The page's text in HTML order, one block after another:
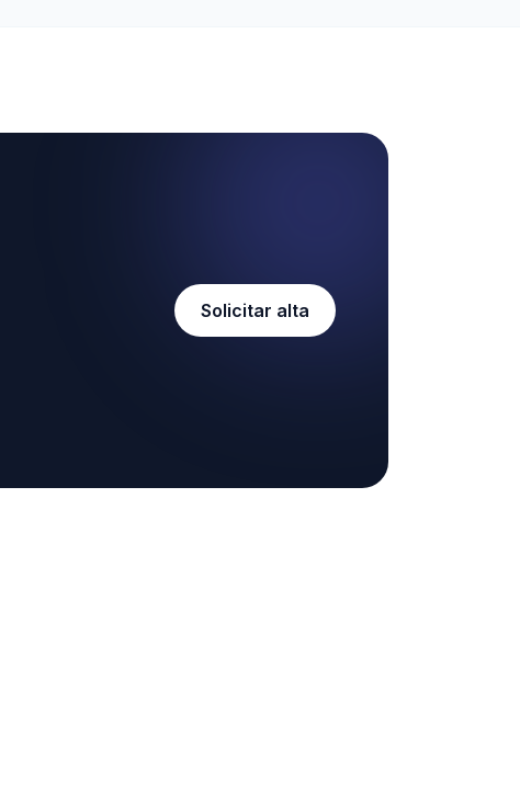
Solicitar alta